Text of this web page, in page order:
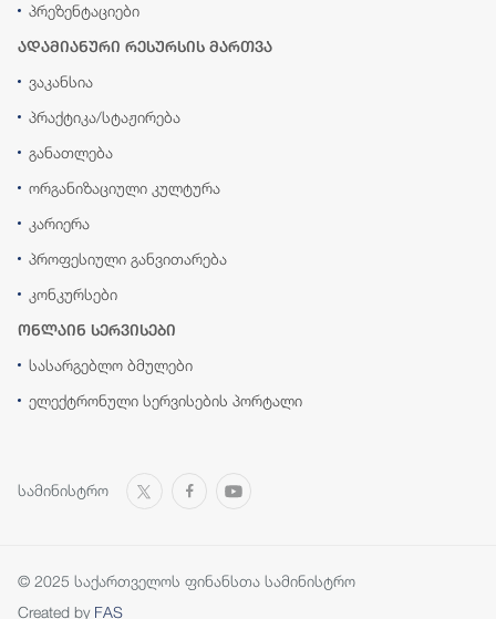
პრეზენტაციები
ადამიანური რესურსის მართვა
ვაკანსია
პრაქტიკა/სტაჟირება
განათლება
ორგანიზაციული კულტურა
კარიერა
პროფესიული განვითარება
კონკურსები
ონლაინ სერვისები
სასარგებლო ბმულები
ელექტრონული სერვისების პორტალი
სამინისტრო
© 2025 საქართველოს ფინანსთა სამინისტრო
Created by FAS